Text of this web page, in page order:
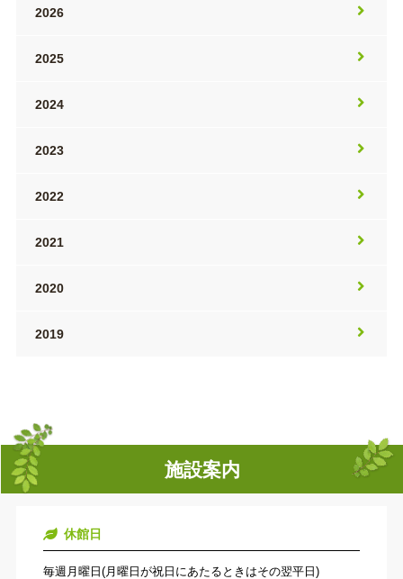
2026
2025
2024
2023
2022
2021
2020
2019
施設案内
休館日
毎週月曜日(月曜日が祝日にあたるときはその翌平日)